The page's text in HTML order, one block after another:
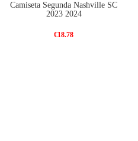
Camiseta Segunda Nashville SC
2023 2024
€18.78